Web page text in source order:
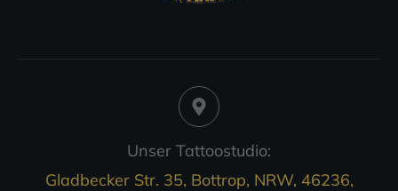
Unser Tattoostudio:
Gladbecker Str. 35, Bottrop, NRW, 46236,